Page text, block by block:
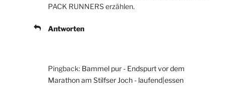
PACK RUNNERS erzählen.
Antworten
Pingback: Bammel pur - Endspurt vor dem
Marathon am Stilfser Joch - laufend|essen